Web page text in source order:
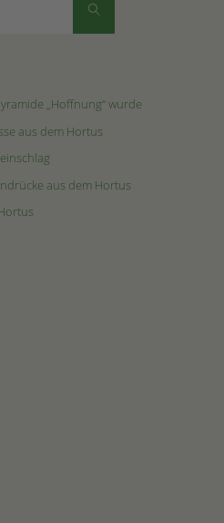
Suchen
„Hoffnung“ wurde
aus dem Hortus
aus dem Hortus